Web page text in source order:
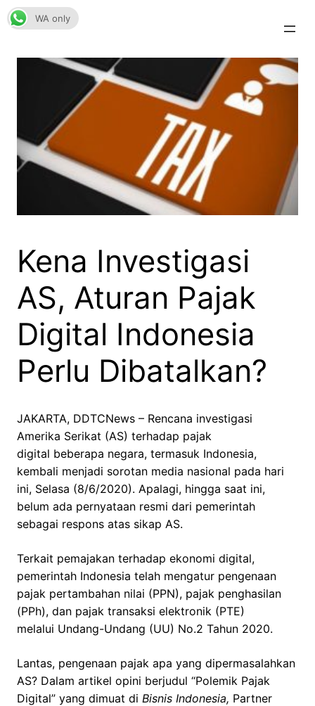
Skip
to
Kena Investigasi
AS, Aturan Pajak
Digital Indonesia
Perlu Dibatalkan?
JAKARTA, DDTCNews – Rencana investigasi
Amerika Serikat (AS) terhadap pajak
digital beberapa negara, termasuk Indonesia,
kembali menjadi sorotan media nasional pada hari
ini, Selasa (8/6/2020). Apalagi, hingga saat ini,
belum ada pernyataan resmi dari pemerintah
sebagai respons atas sikap AS.
Terkait pemajakan terhadap ekonomi digital,
pemerintah Indonesia telah mengatur pengenaan
pajak pertambahan nilai (PPN), pajak penghasilan
(PPh), dan pajak transaksi elektronik (PTE)
melalui Undang-Undang (UU) No.2 Tahun 2020.
Lantas, pengenaan pajak apa yang dipermasalahkan
AS? Dalam artikel opini berjudul “Polemik Pajak
Digital” yang dimuat di Bisnis Indonesia, Partner
WA only